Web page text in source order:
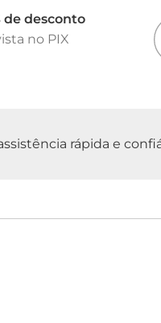
de desconto
no PIX
rápida e